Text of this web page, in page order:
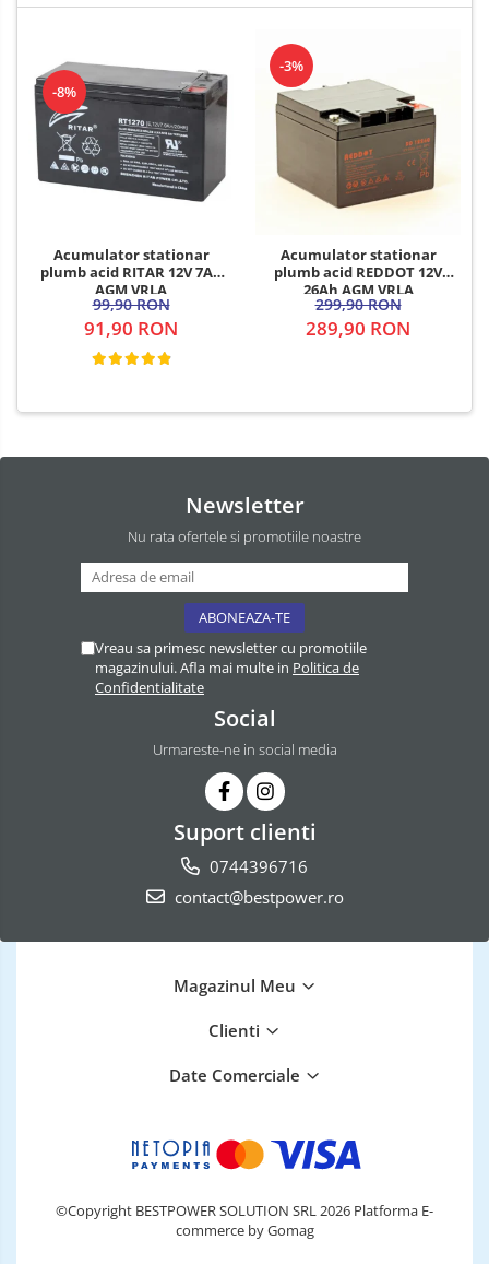
-8%
Acumulator stationar
plumb acid RITAR 12V 7Ah
AGM VRLA
99,90 RON
91,90 RON
-3%
Acumulator stationar
plumb acid REDDOT 12V
26Ah AGM VRLA
299,90 RON
289,90 RON
Newsletter
Nu rata ofertele si promotiile noastre
Vreau sa primesc newsletter cu promotiile
magazinului. Afla mai multe in Politica de
Confidentialitate
Social
Urmareste-ne in social media
Suport clienti
0744396716
contact@bestpower.ro
Magazinul Meu
Clienti
Date Comerciale
©Copyright BESTPOWER SOLUTION SRL 2026 Platforma E-
commerce by Gomag